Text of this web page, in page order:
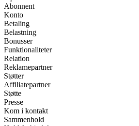
Abonnent
Konto
Betaling
Belastning
Bonusser
Funktionaliteter
Relation
Reklamepartner
Støtter
Affiliatepartner
Støtte
Presse
Kom i kontakt
Sammenhold